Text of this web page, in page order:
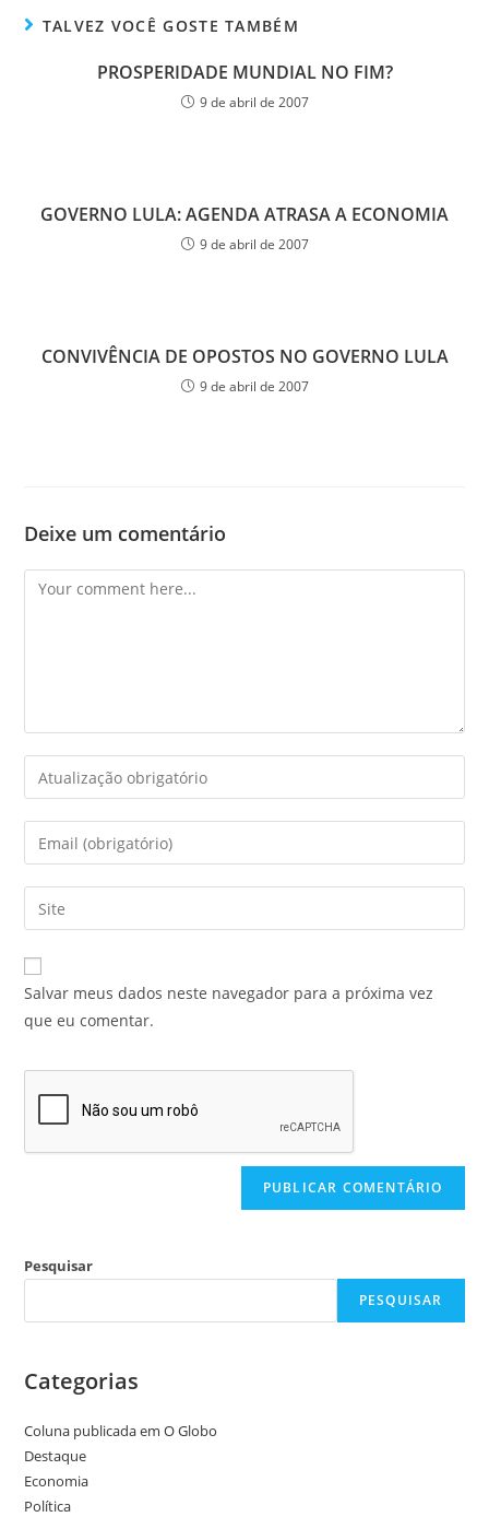
TALVEZ VOCÊ GOSTE TAMBÉM
PROSPERIDADE MUNDIAL NO FIM?
9 de abril de 2007
GOVERNO LULA: AGENDA ATRASA A ECONOMIA
9 de abril de 2007
CONVIVÊNCIA DE OPOSTOS NO GOVERNO LULA
9 de abril de 2007
Deixe um comentário
Salvar meus dados neste navegador para a próxima vez
que eu comentar.
Pesquisar
PESQUISAR
Categorias
Coluna publicada em O Globo
Destaque
Economia
Política